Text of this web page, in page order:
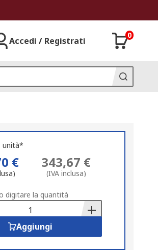
Accedi / Registrati
0
unità*
€ 343,67 €
(IVA inclusa)
digitare la quantità
Aggiungi